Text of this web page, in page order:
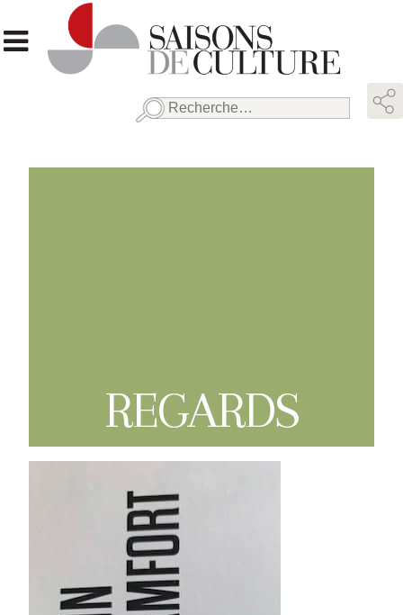
Rechercher :
REGARDS